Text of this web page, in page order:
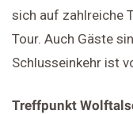
sich auf zahlreiche
Tour. Auch Gäste
Schlusseinkehr ist
Treffpunkt